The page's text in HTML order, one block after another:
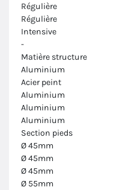
Régulière
Régulière
Intensive
-
Matière structure
Aluminium
Acier peint
Aluminium
Aluminium
Aluminium
Section pieds
Ø 45mm
Ø 45mm
Ø 45mm
Ø 55mm